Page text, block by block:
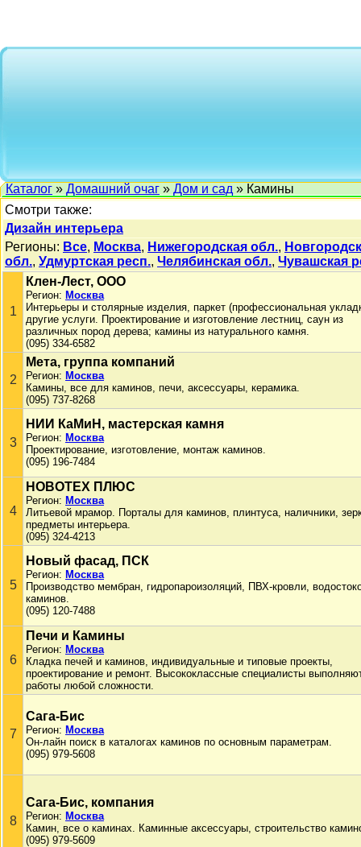
Каталог » Домашний очаг » Дом и сад » Камины
Смотри также:
Дизайн интерьера
Регионы: Все, Москва, Нижегородская обл.,
обл., Удмуртская респ., Челябинская обл., Чувашская
1
Клен-Лест, ООО
Регион: Москва
Интерьеры и столярные изделия, паркет (профессиональная
другие услуги. Проектирование и изготовление лестниц, саун из
различных пород дерева; камины из натурального камня.
(095) 334-6582
2
Мета, группа компаний
Регион: Москва
Камины, все для каминов, печи, аксессуары, керамика.
(095) 737-8268
3
НИИ КаМиН, мастерская камня
Регион: Москва
Проектирование, изготовление, монтаж каминов.
(095) 196-7484
4
НОВОТЕХ ПЛЮС
Регион: Москва
Литьевой мрамор. Порталы для каминов, плинтуса, наличники,
предметы интерьера.
(095) 324-4213
5
Новый фасад, ПСК
Регион: Москва
Производство мембран, гидропароизоляций, ПВХ-кровли,
каминов.
(095) 120-7488
6
Печи и Камины
Регион: Москва
Кладка печей и каминов, индивидуальные и типовые проекты,
проектирование и ремонт. Высококлассные специалисты
работы любой сложности.
7
Сага-Бис
Регион: Москва
Он-лайн поиск в каталогах каминов по основным параметрам.
(095) 979-5608
8
Сага-Бис, компания
Регион: Москва
Камин, все о каминах. Каминные аксессуары, строительство
(095) 979-5609